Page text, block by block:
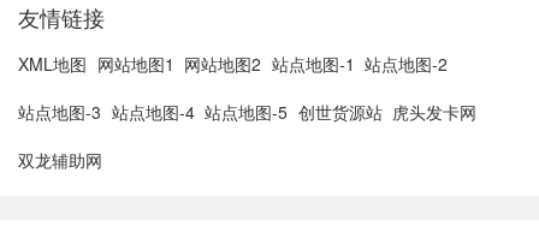
友情链接
XML地图 网站地图1 网站地图2 站点地图-1 站点地图-2
站点地图-3 站点地图-4 站点地图-5 创世货源站 虎头发卡网
双龙辅助网